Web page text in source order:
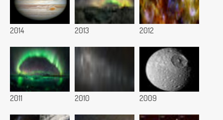
2014 2013 2012
2011 2010 2009